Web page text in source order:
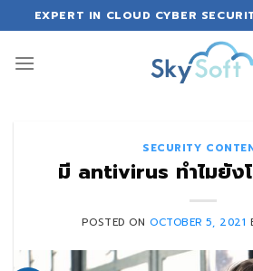
to
content
EXPERT IN CLOUD CYBER
SECURITY
มี antivirus ทำไมยัง
POSTED ONOCTOBER 5, 2021